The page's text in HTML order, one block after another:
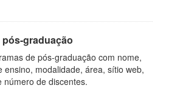
graduação
de pós-graduação com nome,
ensino, modalidade, área, sítio web,
número de discentes.